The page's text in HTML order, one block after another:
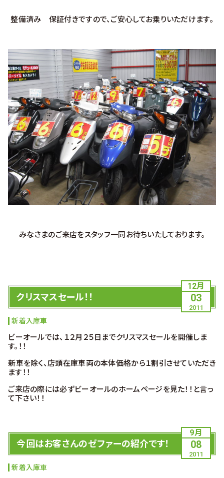
整備済み 保証付きですので、ご安心してお乗りいただけます。
みなさまのご来店をスタッフ一同お待ちいたしております。
12月
03
2011
クリスマスセール！！
新着入庫車
ビーオールでは、１２月２５日までクリスマスセールを開催しま
す。！！
新車を除く、店頭在庫車両の本体価格から１割引させていただき
ます！！
ご来店の際には必ずビーオールのホームページを見た！！と言っ
て下さい！！
9月
08
2011
今回はお客さんのゼファーの紹介です！
新着入庫車